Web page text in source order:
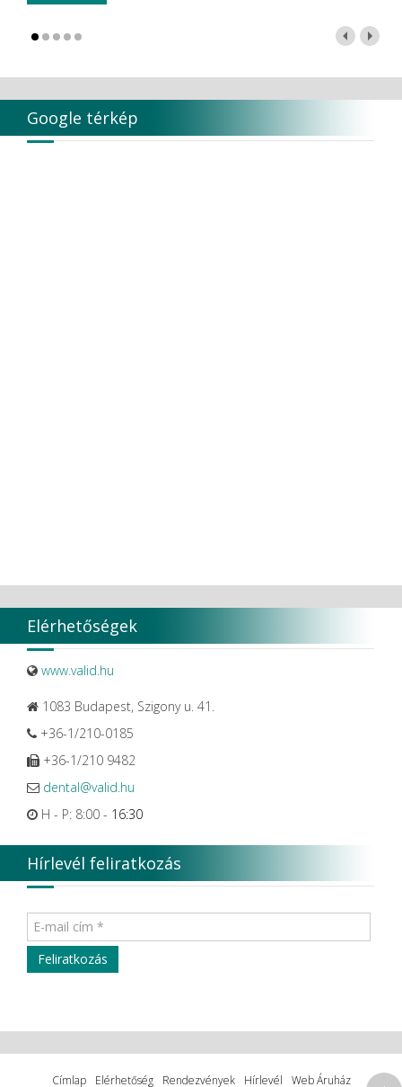
Google térkép
Elérhetőségek
www.valid.hu
1083 Budapest, Szigony u. 41.
+36-1/210-0185
+36-1/210 9482
dental@valid.hu
H - P: 8:00 - 16:30
Hírlevél feliratkozás
Címlap Elérhetőség Rendezvények Hírlevél Web Áruház